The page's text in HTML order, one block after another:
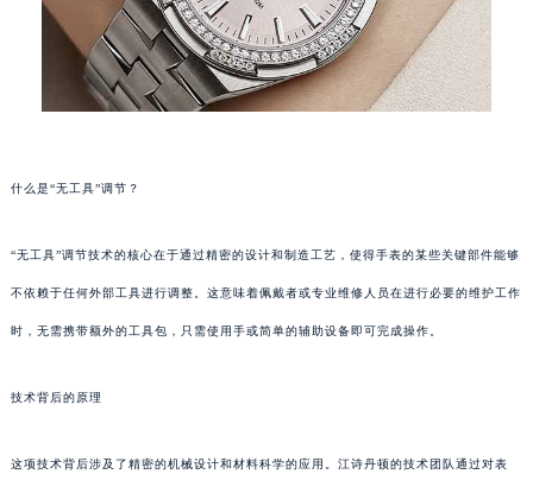
什么是“无工具”调节？
“无工具”调节技术的核心在于通过精密的设计和制造工艺，使得手表的某些关键部件能够
不依赖于任何外部工具进行调整。这意味着佩戴者或专业维修人员在进行必要的维护工作
时，无需携带额外的工具包，只需使用手或简单的辅助设备即可完成操作。
技术背后的原理
这项技术背后涉及了精密的机械设计和材料科学的应用。江诗丹顿的技术团队通过对表